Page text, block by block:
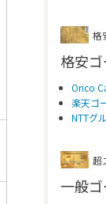
格
格安
Orico
楽天ゴ
NTTグ
超
一般